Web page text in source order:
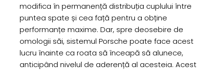
modifica în permanență distribuția cuplului între
puntea spate și cea față pentru a obține
performanțe maxime. Dar, spre deosebire de
omologii săi, sistemul Porsche poate face acest
lucru înainte ca roata să înceapă să alunece,
anticipând nivelul de aderență al acesteia. Acest